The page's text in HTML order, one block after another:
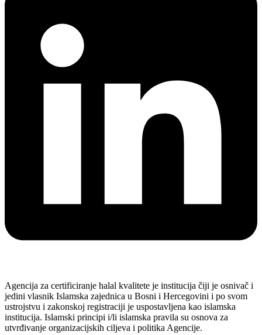
Agencija za certificiranje halal kvalitete je institucija čiji je osnivač i
jedini vlasnik Islamska zajednica u Bosni i Hercegovini i po svom
ustrojstvu i zakonskoj registraciji je uspostavljena kao islamska
institucija. Islamski principi i/li islamska pravila su osnova za
utvrđivanje organizacijskih ciljeva i politika Agencije.